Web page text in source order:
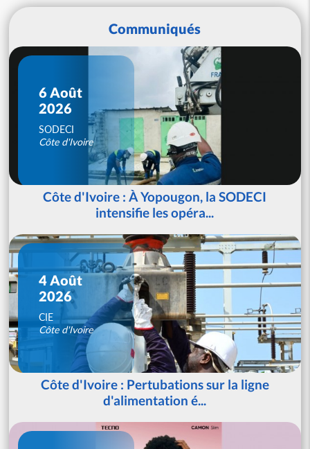
Communiqués
6 Août
2026
SODECI
Côte d'Ivoire
Côte d'Ivoire : À Yopougon, la SODECI
intensifie les opéra...
4 Août
2026
CIE
Côte d'Ivoire
Côte d'Ivoire : Pertubations sur la ligne
d'alimentation é...